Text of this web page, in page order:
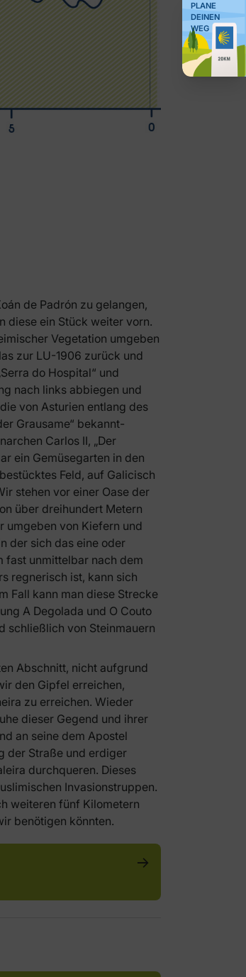
PLANE
DEINEN
WEG
de Padrón zu gelangen,
diese ein Stück weiter vorn.
Vegetation umgeben
zur LU-1906 zurück und
do Hospital“ und
nach links abbiegen und
von Asturien entlang des
Grausame“ bekannt-
Carlos II, „Der
ein Gemüsegarten in den
Feld, auf Galicisch
stehen vor einer Oase der
über dreihundert Metern
umgeben von Kiefern und
der sich das eine oder
fast unmittelbar nach dem
regnerisch ist, kann sich
Fall kann man diese Strecke
A Degolada und O Couto
schließlich von Steinmauern
Abschnitt, nicht aufgrund
den Gipfel erreichen,
zu erreichen. Wieder
dieser Gegend und ihrer
an seine dem Apostel
der Straße und erdiger
durchqueren. Dieses
Invasionstruppen.
weiteren fünf Kilometern
benötigen könnten.